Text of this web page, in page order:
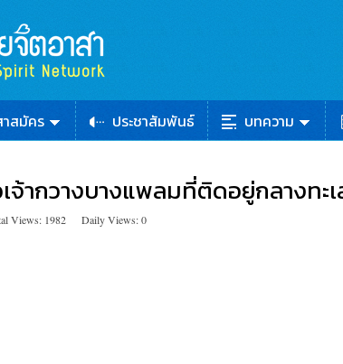
าสมัคร ประชาสัมพันธ์ บทความ
จ้ากวางบางแพลมที่ติดอยู่กลางทะ
Views: 1982 Daily Views: 0